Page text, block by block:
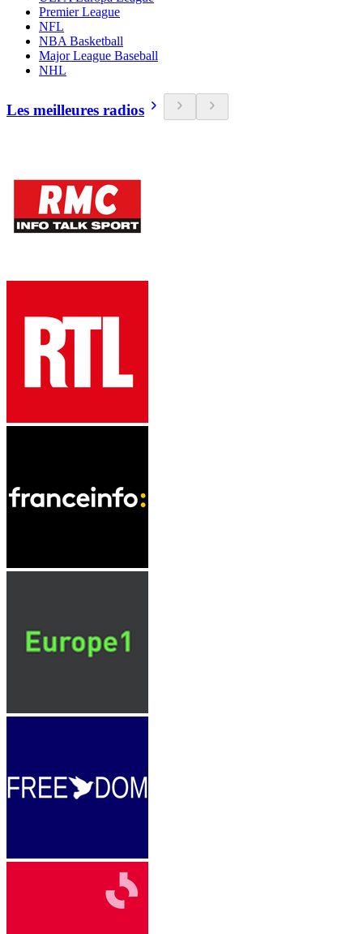
Premier League
NFL
NBA Basketball
Major League Baseball
NHL
Les meilleures radios